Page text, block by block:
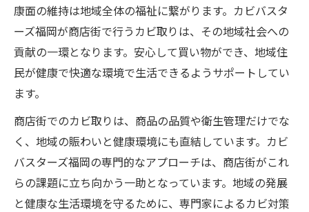
康面の維持は地域全体の福祉に繋がります。カビバスタ
ーズ福岡が商店街で行うカビ取りは、その地域社会への
貢献の一環となります。安心して買い物ができ、地域住
民が健康で快適な環境で生活できるようサポートしてい
ます。
商店街でのカビ取りは、商品の品質や衛生管理だけでな
く、地域の賑わいと健康環境にも直結しています。カビ
バスターズ福岡の専門的なアプローチは、商店街がこれ
らの課題に立ち向かう一助となっています。地域の発展
と健康な生活環境を守るために、専門家によるカビ対策